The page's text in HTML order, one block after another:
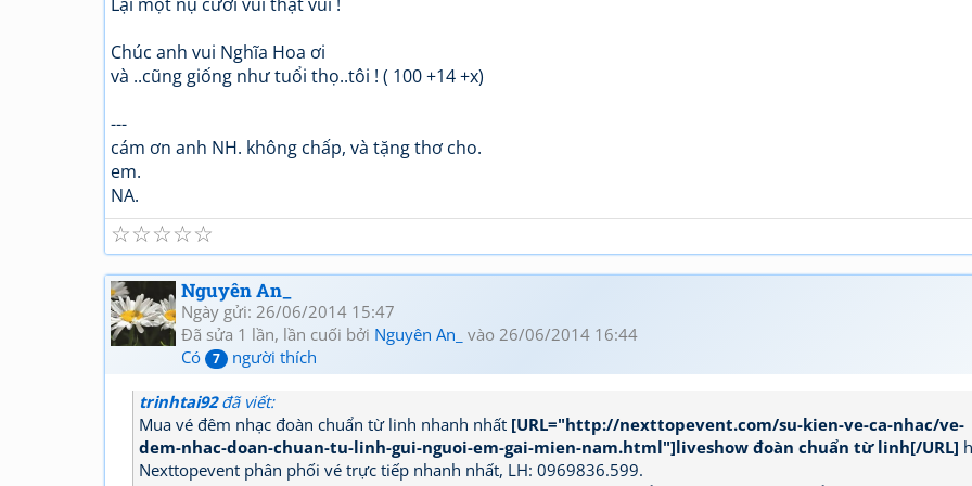
Chúc anh vui Nghĩa Hoa ơi
và ..cũng giống như tuổi thọ..tôi ! ( 100 +14 +x)
---
cám ơn anh NH. không chấp, và tặng thơ cho.
em.
NA.
☆
☆
☆
☆
☆
Nguyên An_
Ngày gửi: 26/06/2014 15:47
Đã sửa 1 lần, lần cuối bởi Nguyên An_ vào 26/06/2014 16:44
Có
7 người thích
trinhtai92đã viết:
Mua vé đêm nhạc đoàn chuẩn từ linh nhanh nhất [URL="http://nexttopevent.com/su-kien-ve-ca-nhac/ve-
dem-nhac-doan-chuan-tu-linh-gui-nguoi-em-gai-mien-nam.html"]liveshow đoàn chuẩn từ linh[/URL]
Nexttopevent phân phối vé trực tiếp nhanh nhất, LH: 0969836.599.